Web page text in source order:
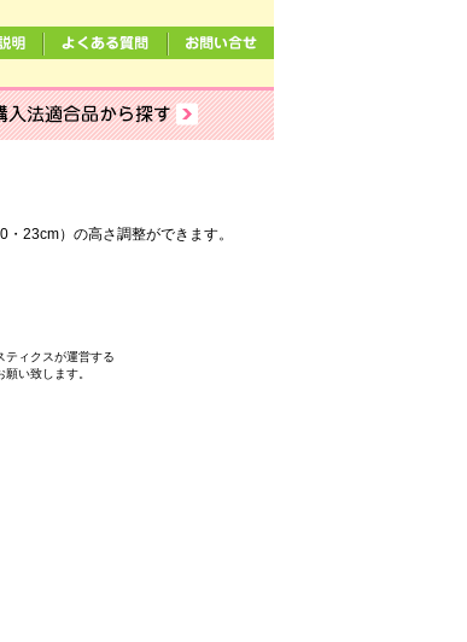
23cm）の高さ調整ができます。
ティクスが運営する
願い致します。